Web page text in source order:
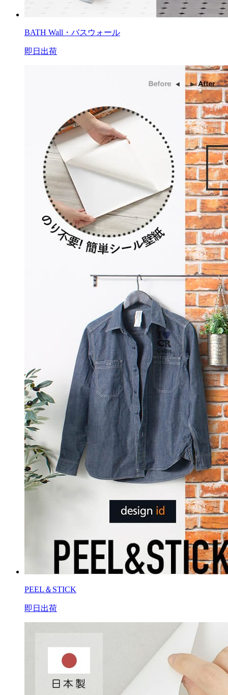
BATH Wall・バスウォール
即日出荷
PEEL＆STICK
即日出荷